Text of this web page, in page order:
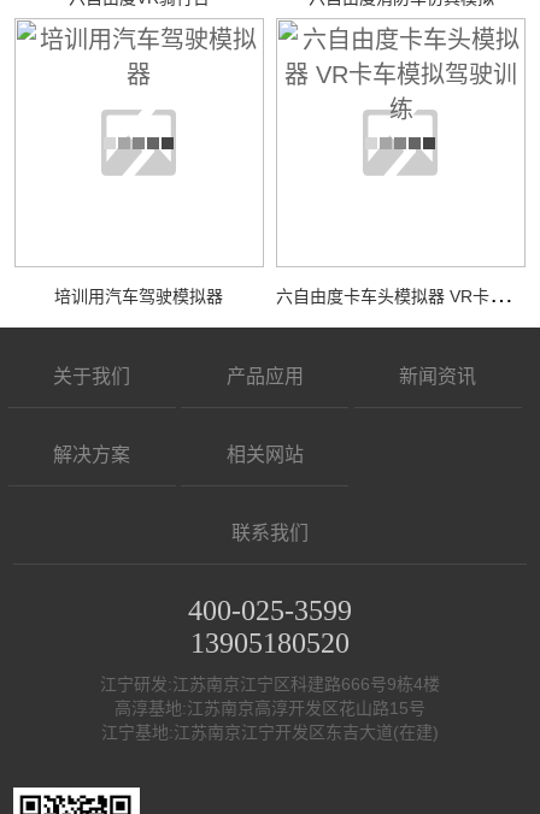
培训用汽车驾驶模拟器 六
自由度卡车头模拟器 VR卡车模拟驾驶训练
关于我们 产品应用 新闻资讯
解决方案 相关网站
联系我们
400-025-3599
13905180520
江宁研发:江苏南京江宁区科建路666号9栋4楼
高淳基地:江苏南京高淳开发区花山路15号
江宁基地:江苏南京江宁开发区东吉大道(在建)